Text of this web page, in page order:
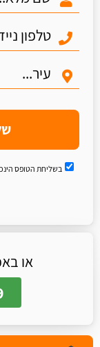
בשליחת הטופס
או